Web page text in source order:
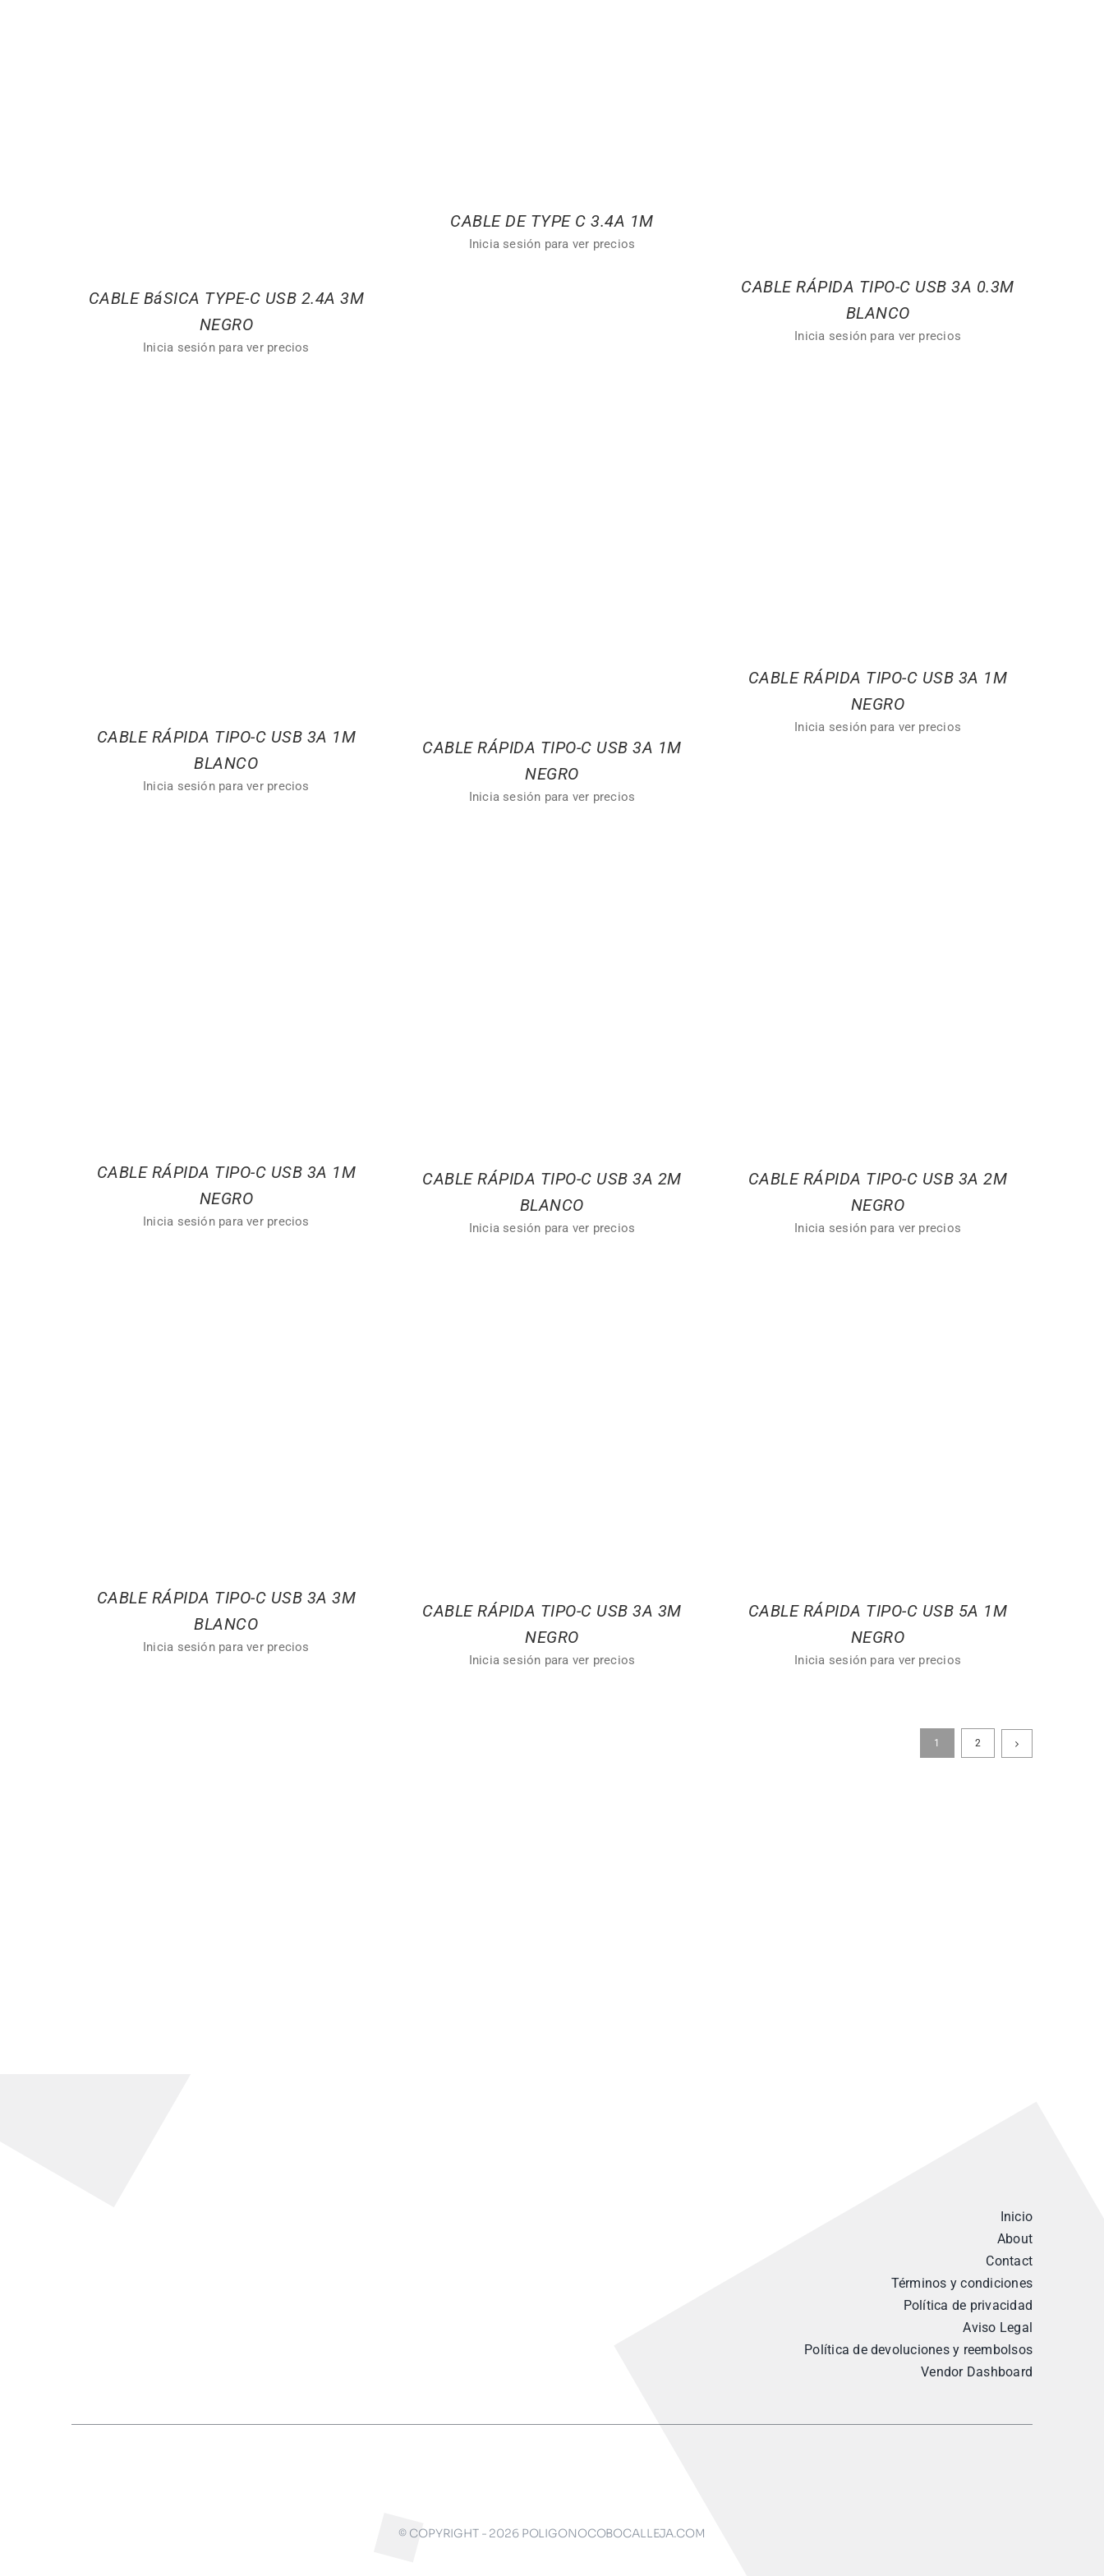
CABLE BáSICA TYPE-C USB 2.4A 3M
NEGRO
Inicia sesión para ver precios
CABLE DE TYPE C 3.4A 1M
Inicia sesión para ver precios
CABLE RÁPIDA TIPO-C USB 3A 0.3M
BLANCO
Inicia sesión para ver precios
CABLE RÁPIDA TIPO-C USB 3A 1M
BLANCO
Inicia sesión para ver precios
CABLE RÁPIDA TIPO-C USB 3A 1M
NEGRO
Inicia sesión para ver precios
CABLE RÁPIDA TIPO-C USB 3A 1M
NEGRO
Inicia sesión para ver precios
CABLE RÁPIDA TIPO-C USB 3A 1M
NEGRO
Inicia sesión para ver precios
CABLE RÁPIDA TIPO-C USB 3A 2M
BLANCO
Inicia sesión para ver precios
CABLE RÁPIDA TIPO-C USB 3A 2M
NEGRO
Inicia sesión para ver precios
CABLE RÁPIDA TIPO-C USB 3A 3M
BLANCO
Inicia sesión para ver precios
CABLE RÁPIDA TIPO-C USB 3A 3M
NEGRO
Inicia sesión para ver precios
CABLE RÁPIDA TIPO-C USB 5A 1M
NEGRO
Inicia sesión para ver precios
1 2
Inicio
About
Contact
Términos y condiciones
Política de privacidad
Aviso Legal
Política de devoluciones y reembolsos
Vendor Dashboard
© COPYRIGHT - 2026 POLIGONOCOBOCALLEJA.COM